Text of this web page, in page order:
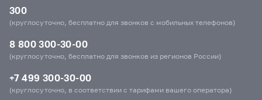
300
(круглосуточно, бесплатно для звонков с мобильных телефонов)
8 800 300-30-00
(круглосуточно, бесплатно для звонков из регионов России)
+7 499 300-30-00
(круглосуточно, в соответствии с тарифами вашего оператора)